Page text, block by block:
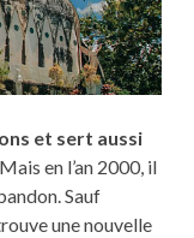
et sert aussi
en l’an 2000, il
Sauf
une nouvelle